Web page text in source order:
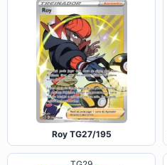
Roy TG27/195